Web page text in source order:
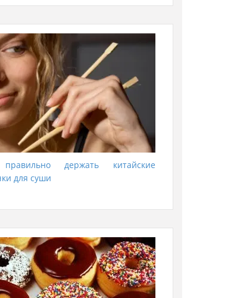
держать китайские
для суши